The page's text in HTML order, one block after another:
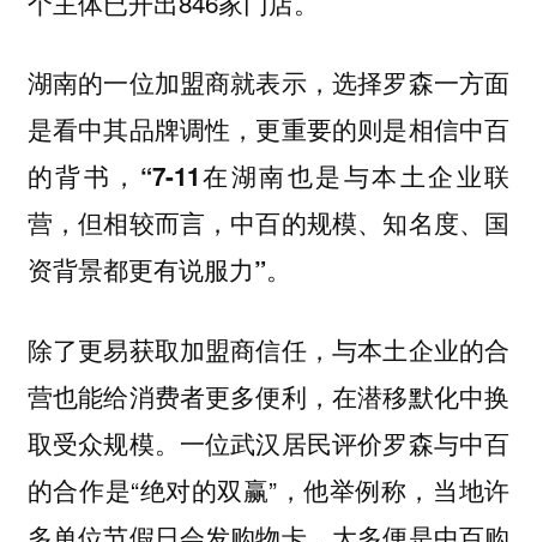
湖南的一位加盟商就表示，选择罗森一方面
是看中其品牌调性，更重要的则是相信中百
的背书，“7-11在湖南也是与本土企业联
营，但相较而言，中百的规模、知名度、国
资背景都更有说服力”。
除了更易获取加盟商信任，与本土企业的合
营也能给消费者更多便利，在潜移默化中换
取受众规模。一位武汉居民评价罗森与中百
的合作是“绝对的双赢”，他举例称，当地许